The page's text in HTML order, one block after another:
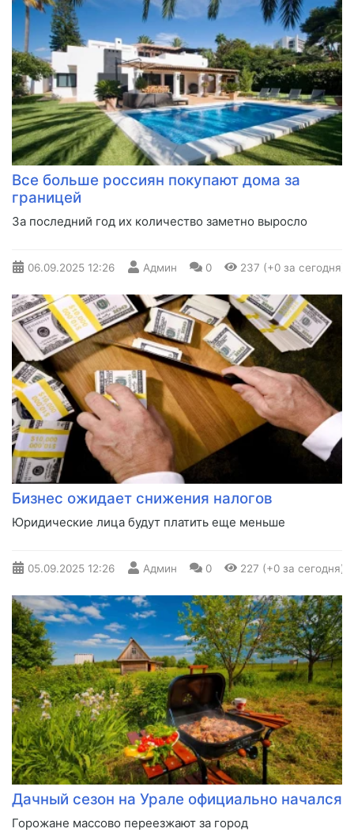
Все больше россиян покупают дома за
границей
За последний год их количество заметно выросло
06.09.2025 12:26 Админ 0 237 (+0 за сегодня)
Бизнес ожидает снижения налогов
Юридические лица будут платить еще меньше
05.09.2025 12:26 Админ 0 227 (+0 за сегодня)
Дачный сезон на Урале официально начался
Горожане массово переезжают за город